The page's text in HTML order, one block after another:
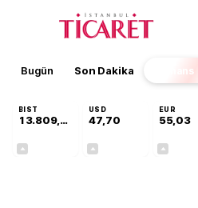
Bugün Son Dakika Finans
BIST
13.809,07
USD
47,70
EUR
55,03